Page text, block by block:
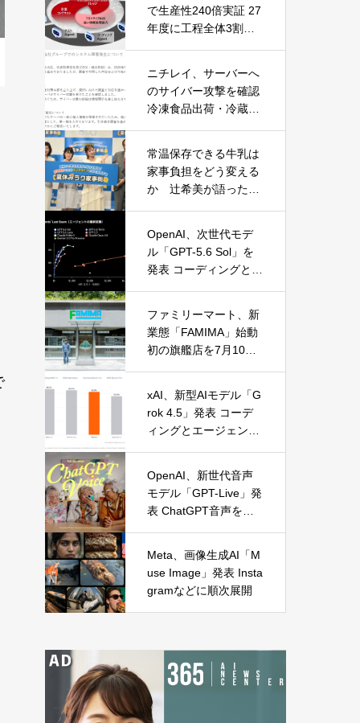
で生産性240倍実証 27
年度に工程全体3割向
ニチレイ、サーバーへ
のサイバー攻撃を確認
冷凍食品出荷・冷蔵倉
常温保存できる牛乳は
家事負担をどう変える
か 辻希美が語った夏
OpenAI、次世代モデ
ル「GPT-5.6 Sol」を
発表 コーディングとサ
ファミリーマート、新
業態「FAMIMA」始動
初の旗艦店を7月10日
xAI、新型AIモデル「G
rok 4.5」発表 コーデ
ィングとエージェント
OpenAI、新世代音声
モデル「GPT-Live」発
表 ChatGPT音声を全
Meta、画像生成AI「M
use Image」発表 Insta
gramなどに順次展開